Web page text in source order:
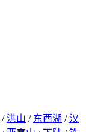
/ 洪山 / 东西湖 /汉